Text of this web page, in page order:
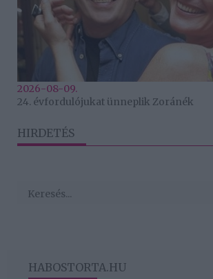
2026-08-09.
24. évfordulójukat ünneplik Zoránék
HIRDETÉS
HABOSTORTA.HU